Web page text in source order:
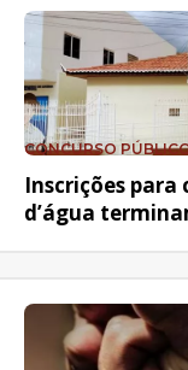
CONCURSO
Inscrições
d’água